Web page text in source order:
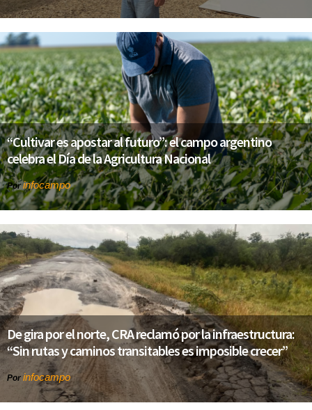
“Cultivar es apostar al futuro”: el campo argentino
celebra el Día de la Agricultura Nacional
Porinfocampo
De gira por el norte, CRA reclamó por la infraestructura:
“Sin rutas y caminos transitables es imposible crecer”
Por infocampo